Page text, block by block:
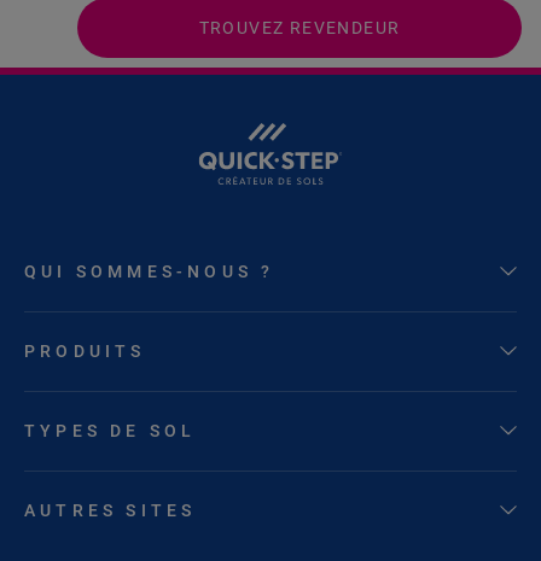
TROUVEZ REVENDEUR
QUI SOMMES-NOUS ?
PRODUITS
TYPES DE SOL
AUTRES SITES